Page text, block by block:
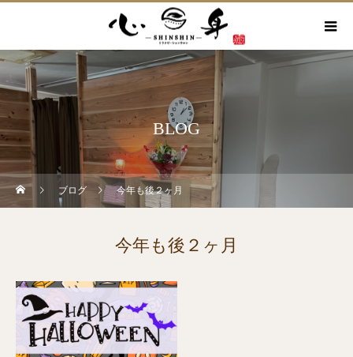
BLOG
ブログ 今年も後２ヶ月
今年も後２ヶ月